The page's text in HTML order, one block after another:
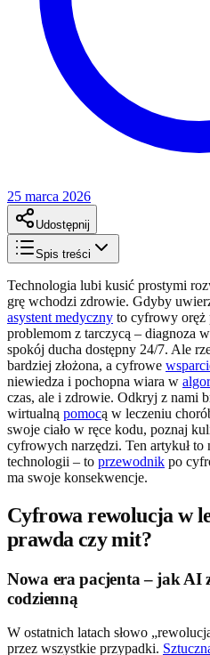
25 marca 2026
Udostępnij
Spis treści
Technologia lubi kusić prostymi
grę wchodzi zdrowie. Gdyby
asystent medyczny to cyfrowy oręż
problemom z tarczycą – diagnoza
spokój ducha dostępny 24/7. Ale
bardziej złożona, a cyfrowe
niewiedza i pochopna wiara w
czas, ale i zdrowie. Odkryj z nami
wirtualną pomocą w leczeniu
swoje ciało w ręce kodu, poznaj
cyfrowych narzędzi. Ten artykuł to
technologii – to przewodnik po
ma swoje konsekwencje.
Cyfrowa rewolucja w
prawda czy mit?
Nowa era pacjenta – jak AI
codzienną
W ostatnich latach słowo
przez wszystkie przypadki.